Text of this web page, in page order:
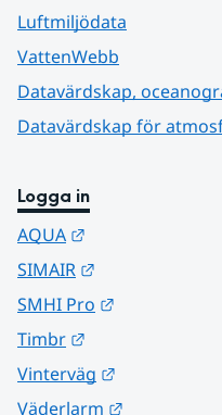
Luftmiljödata
VattenWebb
Datavärdskap,
Datavärdskap för
Logga in
AQUA
SIMAIR
SMHI Pro
Timbr
Vinterväg
Väderlarm